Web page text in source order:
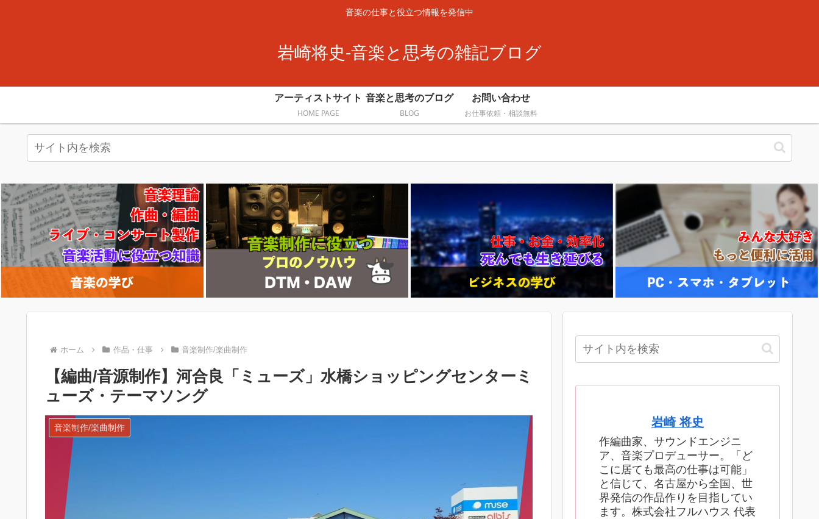
音楽の仕事と役立つ情報を発信中
岩崎将史-音楽と思考の雑記ブログ
アーティストサイト
HOME PAGE
音楽と思考のブログ
BLOG
お問い合わせ
お仕事依頼・相談無料
ホーム 作品・仕事 音楽制作/楽曲制作
【編曲/音源制作】河合良「ミューズ」水橋ショッピングセンターミ
ューズ・テーマソング
音楽制作/楽曲制作 岩崎 将史
作編曲家、サウンドエンジニ
ア、音楽プロデューサー。「ど
こに居ても最高の仕事は可能」
と信じて、名古屋から全国、世
界発信の作品作りを目指してい
ます。株式会社フルハウス 代表